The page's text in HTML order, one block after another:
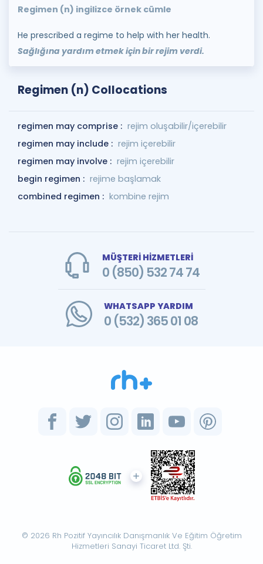
Regimen (n) ingilizce örnek cümle
He prescribed a regime to help with her health.
Sağlığına yardım etmek için bir rejim verdi.
Regimen (n) Collocations
regimen may comprise : rejim oluşabilir/içerebilir
regimen may include : rejim içerebilir
regimen may involve : rejim içerebilir
begin regimen : rejime başlamak
combined regimen : kombine rejim
MÜŞTERİ HİZMETLERİ
0 (850) 532 74 74
WHATSAPP YARDIM
0 (532) 365 01 08
© 2026 Rh Pozitif Yayıncılık Danışmanlık Ve Eğitim Öğretim
Hizmetleri Sanayi Ticaret Ltd. Şti.